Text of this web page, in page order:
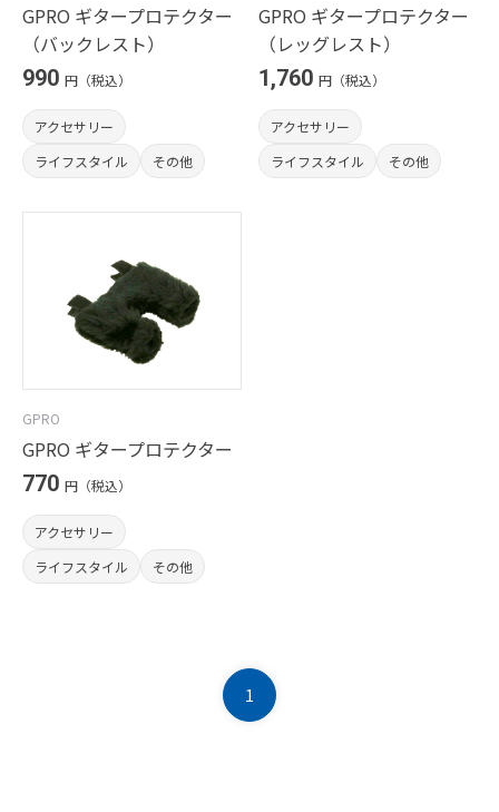
GPRO ギタープロテクター
（バックレスト）
990 円（税込）
アクセサリー
ライフスタイル
その他
GPRO ギタープロテクター
（レッグレスト）
1,760 円（税込）
アクセサリー
ライフスタイル
その他
GPRO
GPRO ギタープロテクター
770 円（税込）
アクセサリー
ライフスタイル
その他
1